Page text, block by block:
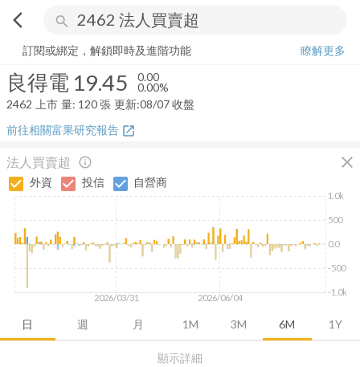
arrow_back_ios search
良得電 19.45 0.00%
訂閱或綁定，解鎖即時及進階功能
瞭解更多
良得電 19.45 0.00
0.00%
2462
上市 量: 120張 更新:08/07 收盤
前往相關富果研究報告 open_in_new
法人買賣超 close
顯示詳細
info_outline
日 週 月 1M 3M 6M 1Y
外資 投信 自營商
2026/03/31 2026/06/04
-1.0k
-500
0.0
500
1.0k